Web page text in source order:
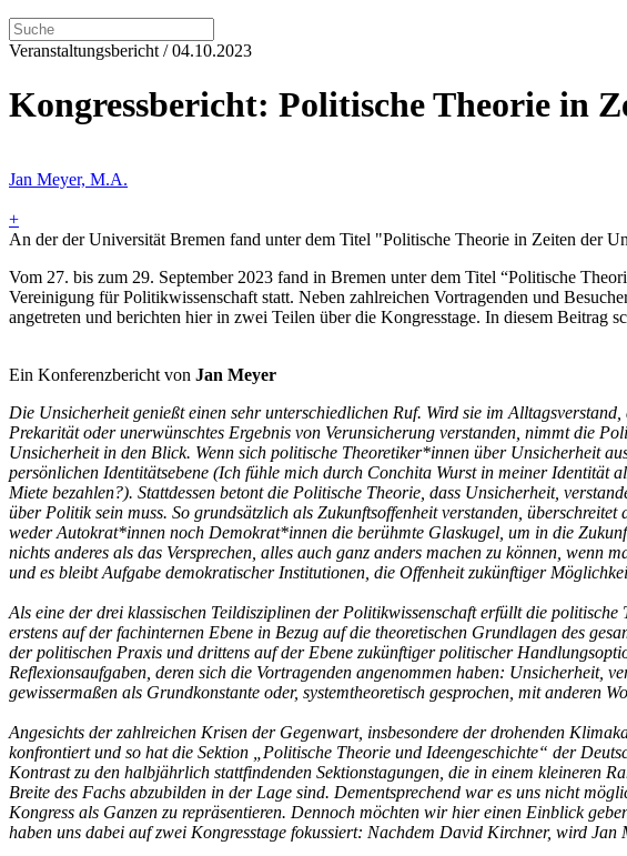
Veranstaltungsbericht / 04.10.2023
Kongressbericht: Politische Theorie in
Jan Meyer, M.A.
+
An der der Universität Bremen fand unter dem Titel "Politische Theorie in Zeiten der
Vom 27. bis zum 29. September 2023 fand in Bremen unter dem Titel “Politische
Vereinigung für Politikwissenschaft statt. Neben zahlreichen Vortragenden und
angetreten und berichten hier in zwei Teilen über die Kongresstage. In diesem Beitrag
Ein Konferenzbericht von Jan Meyer
Die Unsicherheit genießt einen sehr unterschiedlichen Ruf. Wird sie im
Prekarität oder unerwünschtes Ergebnis von Verunsicherung verstanden, nimmt die
Unsicherheit in den Blick. Wenn sich politische Theoretiker*innen über Unsicherheit
persönlichen Identitätsebene (Ich fühle mich durch Conchita Wurst in meiner Identität
Miete bezahlen?). Stattdessen betont die Politische Theorie, dass Unsicherheit,
über Politik sein muss. So grundsätzlich als Zukunftsoffenheit verstanden,
weder Autokrat*innen noch Demokrat*innen die berühmte Glaskugel, um in die
nichts anderes als das Versprechen, alles auch ganz anders machen zu können,
und es bleibt Aufgabe demokratischer Institutionen, die Offenheit zukünftiger
Als eine der drei klassischen Teildisziplinen der Politikwissenschaft erfüllt die
erstens auf der fachinternen Ebene in Bezug auf die theoretischen Grundlagen des
der politischen Praxis und drittens auf der Ebene zukünftiger politischer
Reflexionsaufgaben, deren sich die Vortragenden angenommen haben: Unsicherheit,
gewissermaßen als Grundkonstante oder, systemtheoretisch gesprochen, mit anderen
Angesichts der zahlreichen Krisen der Gegenwart, insbesondere der drohenden
konfrontiert und so hat die Sektion „Politische Theorie und Ideengeschichte“ der
Kontrast zu den halbjährlich stattfindenden Sektionstagungen, die in einem kleineren
Breite des Fachs abzubilden in der Lage sind. Dementsprechend war es uns nicht
Kongress als Ganzen zu repräsentieren. Dennoch möchten wir hier einen Einblick
haben uns dabei auf zwei Kongresstage fokussiert: Nachdem David Kirchner, wird